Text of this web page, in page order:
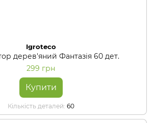
Igroteco
дерев'яний Фантазія 60 дет.
299 грн
Купити
Кількість деталей 60